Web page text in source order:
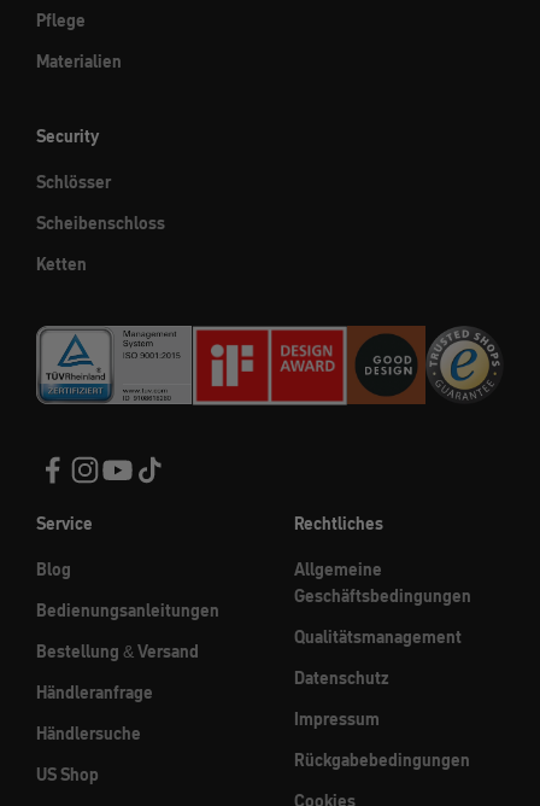
Pflege
Materialien
Security
Schlösser
Scheibenschloss
Ketten
Service
Blog
Bedienungsanleitungen
Bestellung & Versand
Händleranfrage
Händlersuche
US Shop
Rechtliches
Allgemeine
Geschäftsbedingungen
Qualitätsmanagement
Datenschutz
Impressum
Rückgabebedingungen